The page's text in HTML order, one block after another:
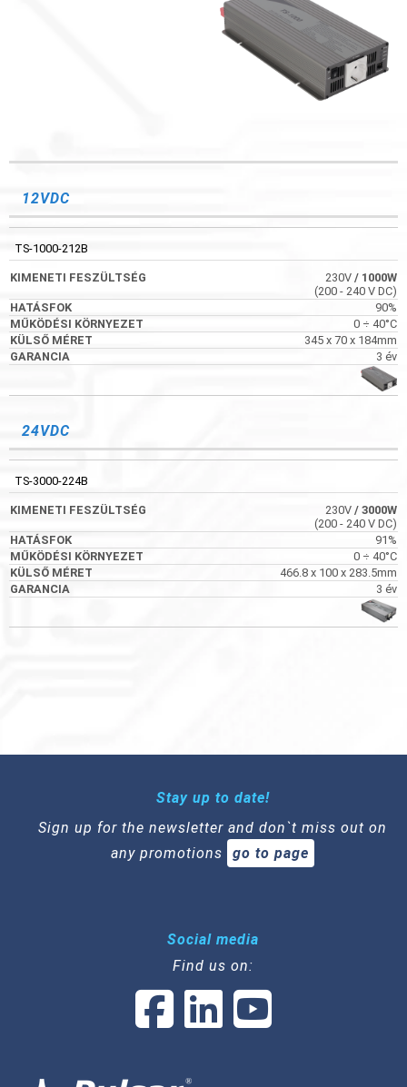
KIMENETI
MŰKÖDÉSI
12VDC
TS-1000-212B
230V / 1000W
(200 - 240 V DC)
90%
0 ÷ 40°C
345 x 70 x 184mm
3 év
24VDC
TS-3000-224B
230V / 3000W
(200 - 240 V DC)
91%
0 ÷ 40°C
466.8 x 100 x 283.5mm
3 év
Stay up to date!
Sign up for the newsletter and don`t miss out on
any promotions
go to page
Social media
Find us on: